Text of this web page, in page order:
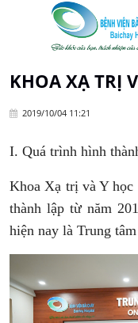
Giới thiệu
Chuyên khoa
Tin tức
Dịch vụ y tế
Dành cho khách hàng
KHOA XẠ TRỊ
2019/10/04 11:21
I. Quá trình hình
Khoa Xạ trị và Y học
thành lập từ năm
hiện nay là Trung